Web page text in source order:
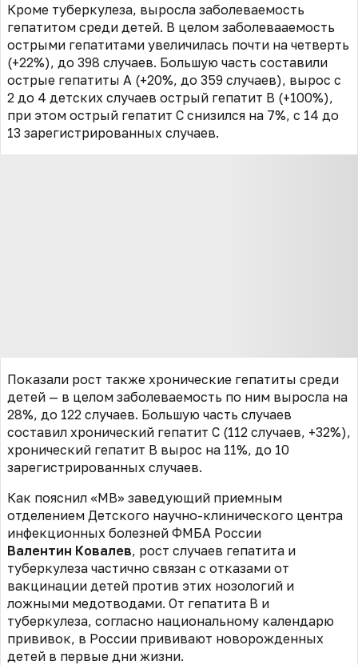
Кроме туберкулеза, выросла заболеваемость
гепатитом среди детей. В целом заболевааемость
острыми гепатитами увеличилась почти на четверть
(+22%), до 398 случаев. Большую часть составили
острые гепатиты А (+20%, до 359 случаев), вырос с
2 до 4 детских случаев острый гепатит B (+100%),
при этом острый гепатит С снизился на 7%, с 14 до
13 зарегистрированных случаев.
Показали рост также хронические гепатиты среди
детей — в целом заболеваемость по ним выросла на
28%, до 122 случаев. Большую часть случаев
составил хронический гепатит С (112 случаев, +32%),
хронический гепатит В вырос на 11%, до 10
зарегистрированных случаев.
Как пояснил «МВ» заведующий приемным
отделением Детского научно-клинического центра
инфекционных болезней ФМБА России
Валентин Ковалев, рост случаев гепатита и
туберкулеза частично связан с отказами от
вакцинации детей против этих нозологий и
ложными медотводами. От гепатита B и
туберкулеза, согласно национальному календарю
прививок, в России прививают новорожденных
детей в первые дни жизни.